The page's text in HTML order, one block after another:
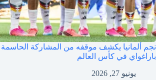
نجم ألمانيا يكشف موقفه من المشاركة الحاسمة
باراغواي في كأس العالم
يونيو 27, 2026